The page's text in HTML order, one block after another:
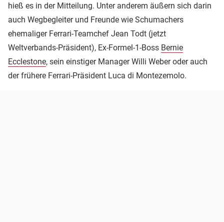
hieß es in der Mitteilung. Unter anderem äußern sich darin
auch Wegbegleiter und Freunde wie Schumachers
ehemaliger Ferrari-Teamchef Jean Todt (jetzt
Weltverbands-Präsident), Ex-Formel-1-Boss Bernie
Ecclestone, sein einstiger Manager Willi Weber oder auch
der frühere Ferrari-Präsident Luca di Montezemolo.